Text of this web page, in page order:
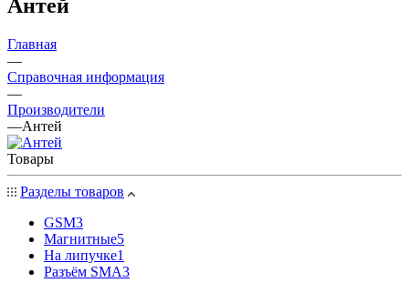
Антей
Главная
—
Справочная информация
—
Производители
—Антей
Товары
Разделы товаров
GSM3
Магнитные5
На липучке1
Разъём SMA3